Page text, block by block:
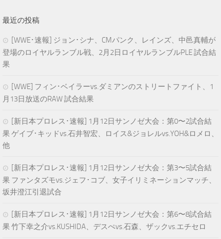
最近の投稿
[WWE･速報] ジョン･シナ、CMパンク、レインズ、中邑真輔が
登場のロイヤルランブル戦、2月2日ロイヤルランブルPLE 試合結
果
[WWE] フィン･ベイラーvs.ダミアンのストリートファイト、1
月13日放送のRAW 試合結果
[新日本プロレス･速報] 1月12日サンノゼ大会：第0〜2試合結
果 ゲイブ･キッドvs.石井智宏、ロイス&ジョレルvs.YOH&ロメロ、
他
[新日本プロレス･速報] 1月12日サンノゼ大会：第3〜5試合結
果 ファンタズモvs.ジェフ･コブ、女子イリミネーションマッチ、
坂井澄江引退試合
[新日本プロレス･速報] 1月12日サンノゼ大会：第6〜8試合結
果 竹下幸之介vs.KUSHIDA、デスぺvs.石森、ザックvs.エチセロ